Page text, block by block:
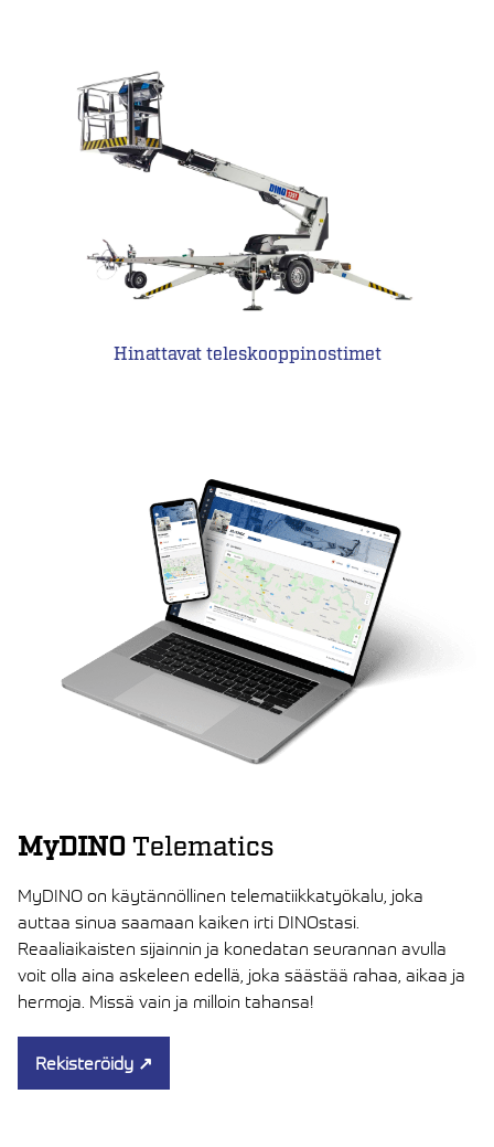
Hinattavat teleskooppinostimet
MyDINO Telematics
MyDINO on käytännöllinen telematiikkatyökalu, joka
auttaa sinua saamaan kaiken irti DINOstasi.
Reaaliaikaisten sijainnin ja konedatan seurannan avulla
voit olla aina askeleen edellä, joka säästää rahaa, aikaa ja
hermoja. Missä vain ja milloin tahansa!
Rekisteröidy ↗